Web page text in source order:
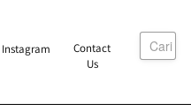
`Instagram `
Contact
Us
Cari